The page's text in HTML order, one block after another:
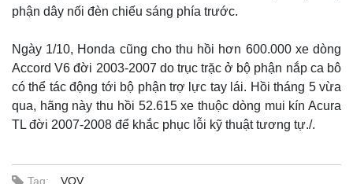
Thế giới
phận dây nối đèn chiếu sáng phía trước.
Ngày 1/10, Honda cũng cho thu hồi hơn 600.000 xe dòng
Accord V6 đời 2003-2007 do trục trặc ở bộ phận nắp ca bô
có thể tác động tới bộ phận trợ lực tay lái. Hồi tháng 5 vừa
qua, hãng này thu hồi 52.615 xe thuộc dòng mui kín Acura
TL đời 2007-2008 để khắc phục lỗi kỹ thuật tương tự./.
Tag: VOV